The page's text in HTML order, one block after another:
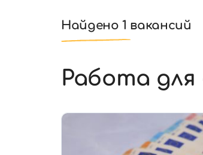
Найдено 1 вакансий
Работа для